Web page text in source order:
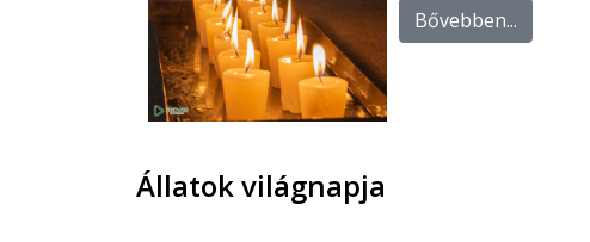
Bővebben...
Állatok világnapja